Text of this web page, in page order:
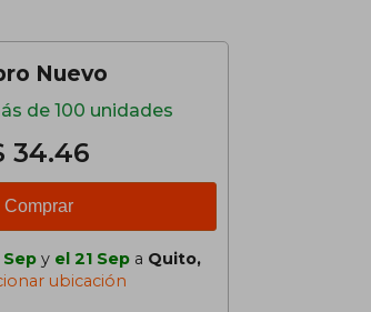
Nuevo
de 100 unidades
34.46
Comprar
y el 21 Sep a Quito,
ubicación